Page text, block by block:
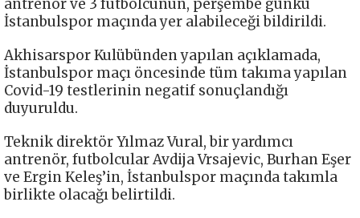
antrenör ve 3 futbolcunun, perşembe günkü
İstanbulspor maçında yer alabileceği bildirildi.
Akhisarspor Kulübünden yapılan açıklamada,
İstanbulspor maçı öncesinde tüm takıma yapılan
Covid-19 testlerinin negatif sonuçlandığı
duyuruldu.
Teknik direktör Yılmaz Vural, bir yardımcı
antrenör, futbolcular Avdija Vrsajevic, Burhan Eşer
ve Ergin Keleş’in, İstanbulspor maçında takımla
birlikte olacağı belirtildi.